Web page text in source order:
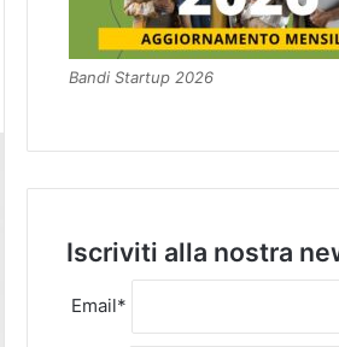
Bandi Startup 2026
Iscriviti alla nostra
Email*